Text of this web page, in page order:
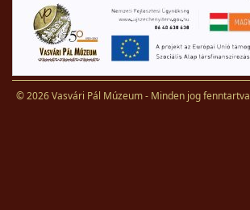
© 2026 Vasvári Pál Múzeum - Minden jog fenntartva